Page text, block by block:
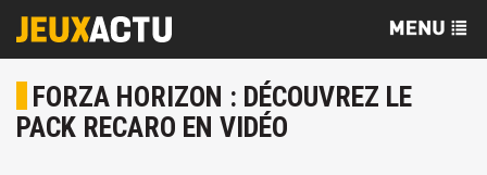
FORZA HORIZON : DÉCOUVREZ LE
PACK RECARO EN VIDÉO